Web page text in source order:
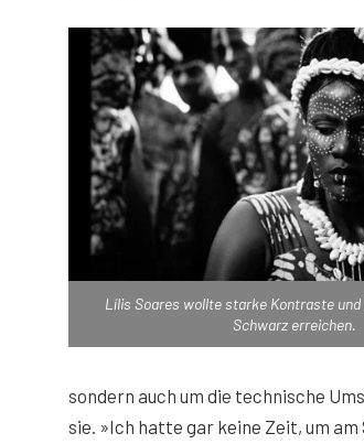
Lílis Soares wollte starke Kontraste und
Schwarz erreichen.
sondern auch um die technische
sie. »Ich hatte gar keine Zeit, um